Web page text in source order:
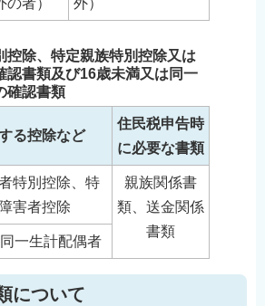
の者）
外）
控除、特定親族特別控除又は
認書類及び16歳未満又は同一
確認書類
る控除など
住民税申告時
に必要な書類
特別控除、特
害者控除
親族関係書
類、送金関係
書類
一生計配偶者
について